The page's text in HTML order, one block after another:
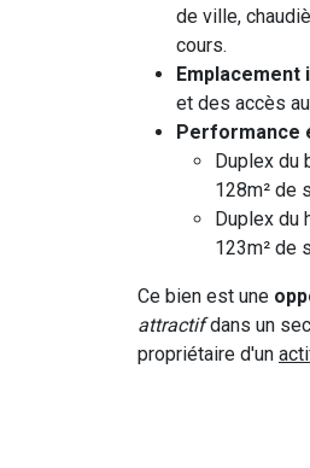
de ville,
cours.
Emplacement
et des accès
Performance
Duplex du
128m² de
Duplex du
123m² de
Ce bien est une
attractifdans un
propriétaire d'un